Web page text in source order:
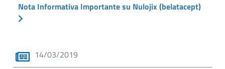
Nota Informativa Importante su Nulojix (belatacept)
14/03/2019